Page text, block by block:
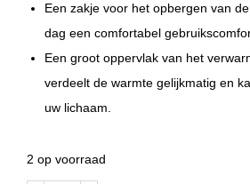
Een zakje voor het opbergen van
dag een comfortabel
Een groot oppervlak van het
verdeelt de warmte gelijkmatig en
uw lichaam.
2 op voorraad